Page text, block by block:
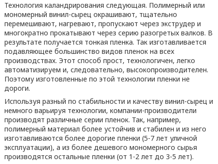
Технология каландрирования следующая. Полимерный или
мономерный винил-сырец окрашивают, тщательно
перемешивают, нагревают, пропускают через экструдер и
многократно прокатывают через серию разогретых валков. В
результате получается тонкая пленка. Так изготавливается
подавляющее большинство видов пленок на всех
производствах. Этот способ прост, технологичен, легко
автоматизируем и, следовательно, высокопроизводителен.
Поэтому изготовленные по этой технологии пленки не
дороги.
Используя разный по стабильности и качеству винил-сырец и
немного варьируя технологии, компании-производители
производят различные серии пленок. Так, например,
полимерный материал более устойчив и стабилен и из него
изготавливаются более дорогие пленки (5-7 лет уличной
эксплуатации), а из более дешевого мономерного сырья
производятся остальные пленки (от 1-2 лет до 3-5 лет).